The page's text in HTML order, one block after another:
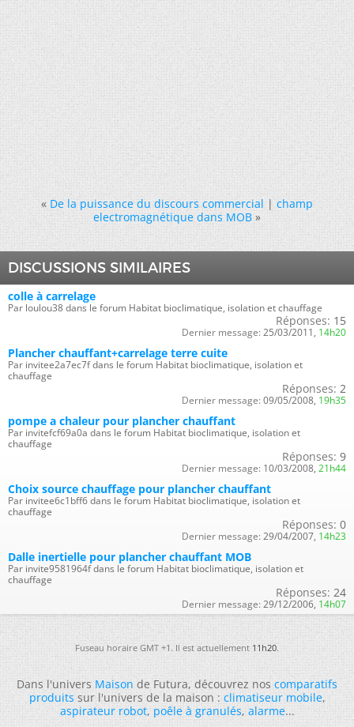
« De la puissance du discours commercial|champ
electromagnétique dans MOB »
DISCUSSIONS SIMILAIRES
colle à carrelage
Par loulou38 dans le forum Habitat bioclimatique, isolation et chauffage
Réponses: 15
Dernier message: 25/03/2011, 14h20
Plancher chauffant+carrelage terre cuite
Par invitee2a7ec7f dans le forum Habitat bioclimatique, isolation et
chauffage
Réponses: 2
Dernier message: 09/05/2008, 19h35
pompe a chaleur pour plancher chauffant
Par invitefcf69a0a dans le forum Habitat bioclimatique, isolation et
chauffage
Réponses: 9
Dernier message: 10/03/2008, 21h44
Choix source chauffage pour plancher chauffant
Par invitee6c1bff6 dans le forum Habitat bioclimatique, isolation et
chauffage
Réponses: 0
Dernier message: 29/04/2007, 14h23
Dalle inertielle pour plancher chauffant MOB
Par invite9581964f dans le forum Habitat bioclimatique, isolation et
chauffage
Réponses: 24
Dernier message: 29/12/2006, 14h07
Fuseau horaire GMT +1. Il est actuellement11h20.
Dans l'universMaisonde Futura, découvrez noscomparatifs
produitssur l'univers de la maison :climatiseur mobile,
aspirateur robot,poêle à granulés,alarme...